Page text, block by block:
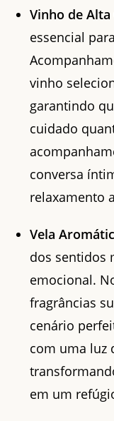
Vinho de
essencial
vinho
garantindo
cuidado
conversa
relaxamento
Vela
dos sentidos
emocional.
fragrâncias
cenário
com uma luz
em um